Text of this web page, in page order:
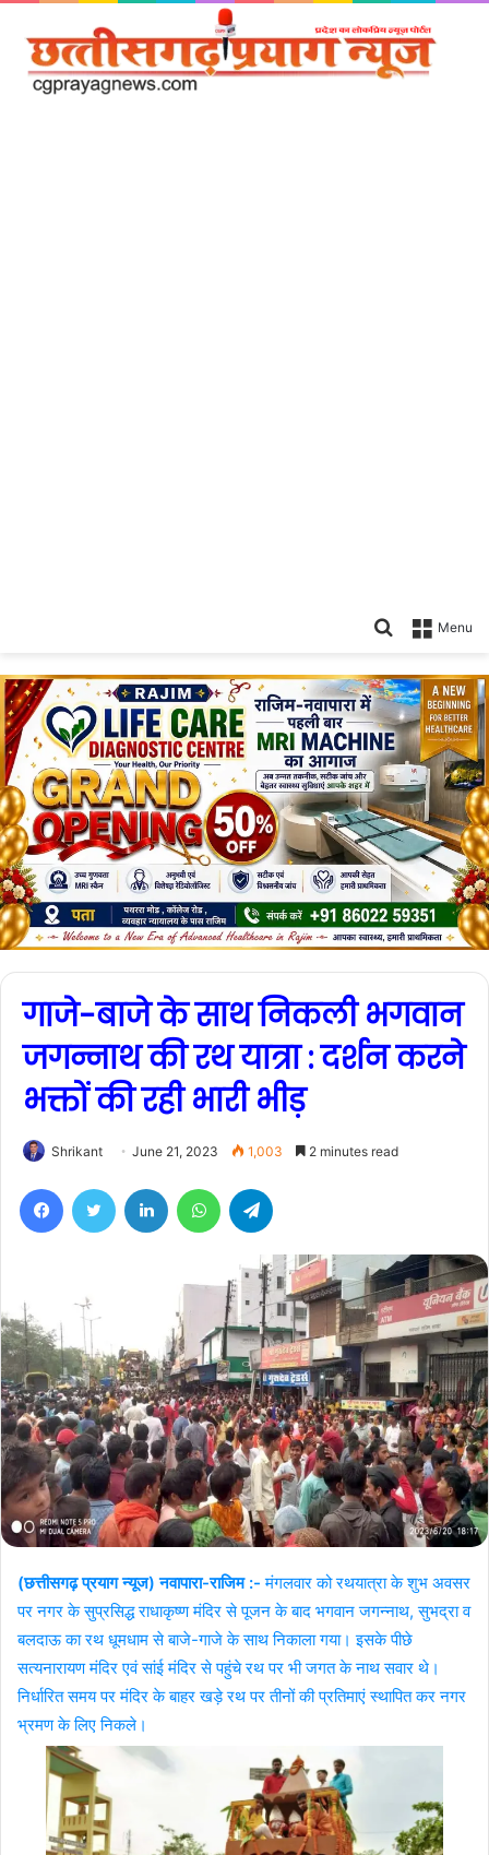
Menu
Search
गाजे-बाजे के साथ निकली भगवान
जगन्नाथ की रथ यात्रा : दर्शन करने
भक्तों की रही भारी भीड़
Shrikant June 21, 2023 1,003 2 minutes read
(छत्तीसगढ़ प्रयाग न्यूज) नवापारा-राजिम :- मंगलवार को रथयात्रा के शुभ अवसर
पर नगर के सुप्रसिद्ध राधाकृष्ण मंदिर से पूजन के बाद भगवान जगन्नाथ, सुभद्रा व
बलदाऊ का रथ धूमधाम से बाजे-गाजे के साथ निकाला गया। इसके पीछे
सत्यनारायण मंदिर एवं सांई मंदिर से पहुंचे रथ पर भी जगत के नाथ सवार थे।
निर्धारित समय पर मंदिर के बाहर खड़े रथ पर तीनों की प्रतिमाएं स्थापित कर नगर
भ्रमण के लिए निकले।